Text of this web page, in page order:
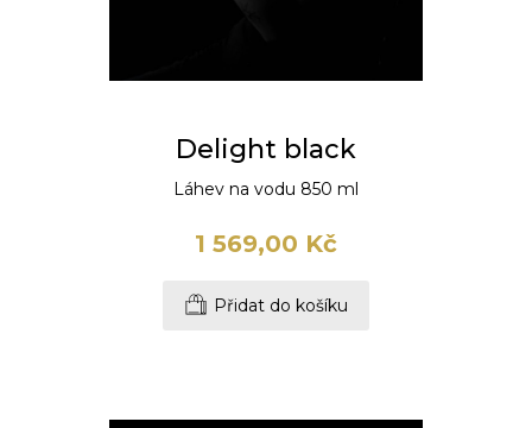
Delight black
Láhev na vodu 850 ml
1 569,00 Kč
Přidat do košíku